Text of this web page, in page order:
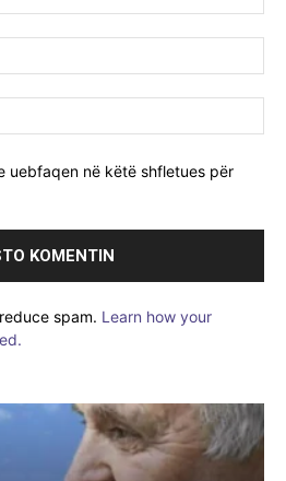
uebfaqen në këtë shfletues për
spam. Learn how your